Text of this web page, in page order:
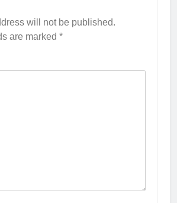
will not be published.
are marked *